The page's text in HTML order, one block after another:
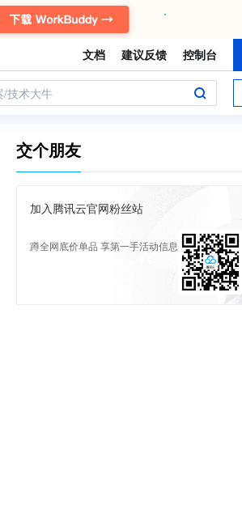
文档 建议反馈 控制台
/技术大牛
交个朋友
加入腾讯云官网粉丝站
蹲全网底价单品 享第一手活动信息